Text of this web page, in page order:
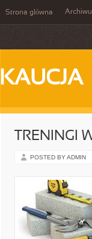
Strona główna
KAUCJA
TRENINGI
POSTED BY ADMIN